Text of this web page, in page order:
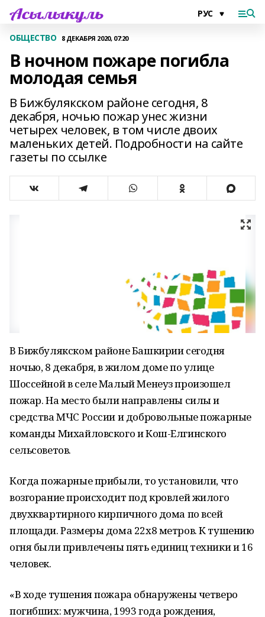
ОБЩЕСТВО 8 ДЕКАБРЯ 2020, 07:20
В ночном пожаре погибла
молодая семья
В Бижбулякском районе сегодня, 8
декабря, ночью пожар унес жизни
четырех человек, в том числе двоих
маленьких детей. Подробности на сайте
газеты по ссылке
В Бижбулякском районе Башкирии сегодня
ночью, 8 декабря, в жилом доме по улице
Шоссейной в селе Малый Менеуз произошел
пожар. На место были направлены силы и
средства МЧС России и добровольные пожарные
команды Михайловского и Кош-Елгинского
сельсоветов.
Когда пожарные прибыли, то установили, что
возгорание происходит под кровлей жилого
двухквартирного кирпичного дома по всей
площади. Размеры дома 22х8 метров. К тушению
огня были привлечены пять единиц техники и 16
человек.
«В ходе тушения пожара обнаружены четверо
погибших: мужчина, 1993 года рождения,